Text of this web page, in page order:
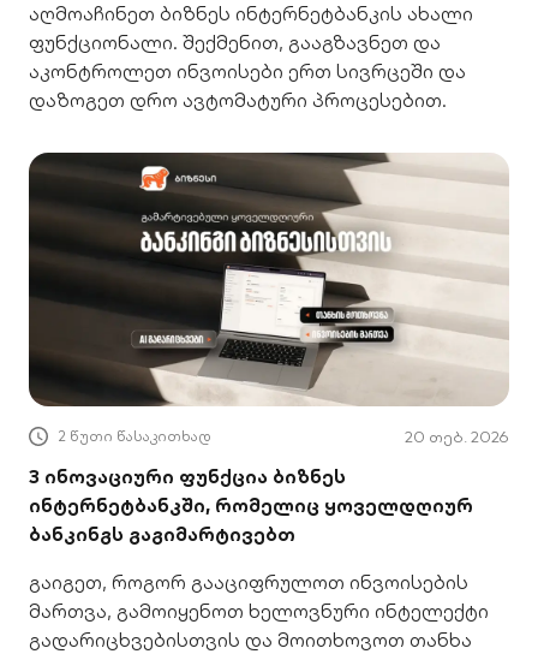
აღმოაჩინეთ ბიზნეს ინტერნეტბანკის ახალი
ფუნქციონალი. შექმენით, გააგზავნეთ და
აკონტროლეთ ინვოისები ერთ სივრცეში და
დაზოგეთ დრო ავტომატური პროცესებით.
2 წუთი წასაკითხად 20 თებ. 2026
3 ინოვაციური ფუნქცია ბიზნეს
ინტერნეტბანკში, რომელიც ყოველდღიურ
ბანკინგს გაგიმარტივებთ
გაიგეთ, როგორ გააციფრულოთ ინვოისების
მართვა, გამოიყენოთ ხელოვნური ინტელექტი
გადარიცხვებისთვის და მოითხოვოთ თანხა